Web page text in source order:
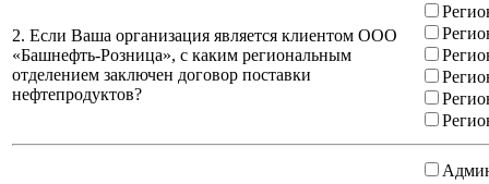
2. Если Ваша организация является клиентом ООО
«Башнефть-Розница», с каким региональным
отделением заключен договор поставки
нефтепродуктов?